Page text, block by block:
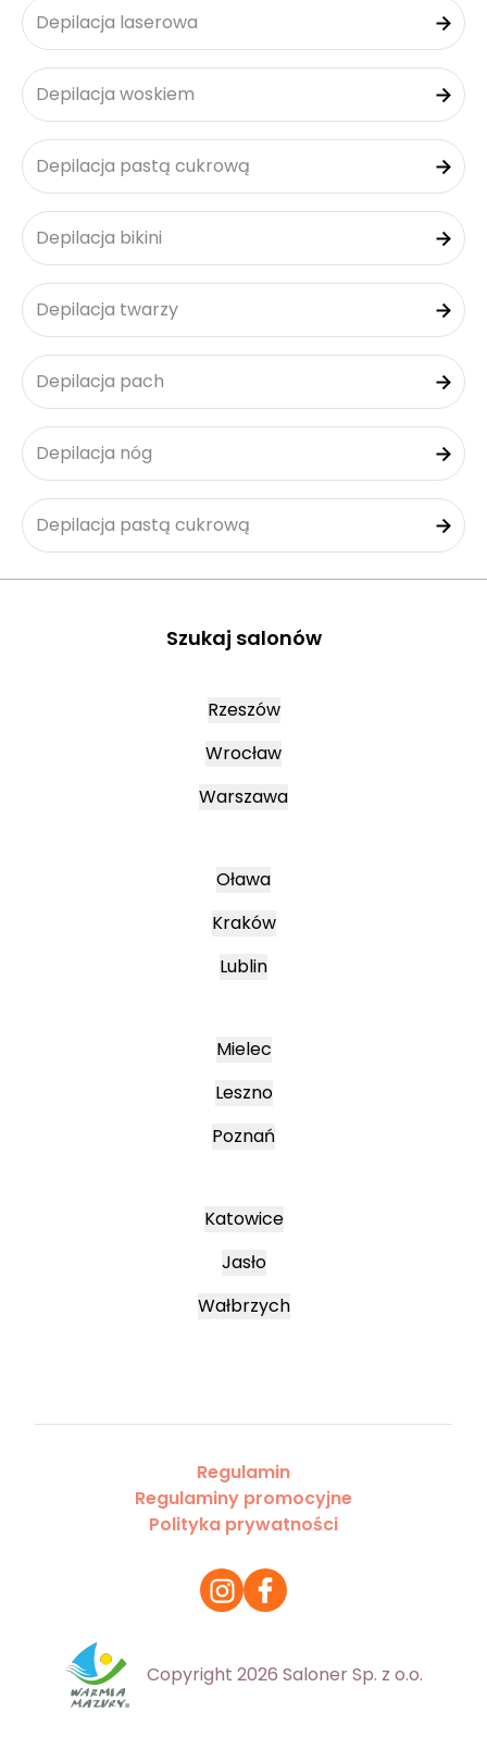
Depilacja laserowa
Depilacja woskiem
Depilacja pastą cukrową
Depilacja bikini
Depilacja twarzy
Depilacja pach
Depilacja nóg
Depilacja pastą cukrową
Szukaj salonów
Rzeszów
Wrocław
Warszawa
Oława
Kraków
Lublin
Mielec
Leszno
Poznań
Katowice
Jasło
Wałbrzych
Regulamin
Regulaminy promocyjne
Polityka prywatności
Copyright 2026 Saloner Sp. z o.o.